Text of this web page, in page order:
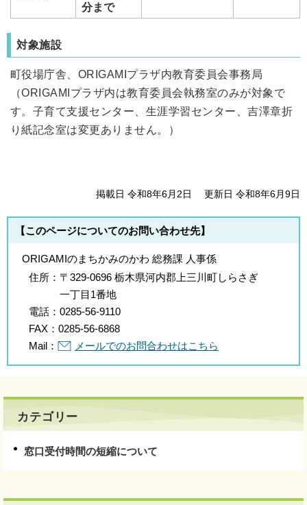
分まで
対象施設
町役場庁舎、ORIGAMIプラザ内教育委員会事務局
（ORIGAMIプラザ内は教育委員会執務室のみが対象で
す。子育て支援センター、生涯学習センター、吉澤章折
り紙記念室は変更ありません。）
掲載日 令和8年6月2日 更新日 令和8年6月9日
【このページについてのお問い合わせ先】
ORIGAMIのまちかみのかわ 総務課 人事係
住所： 〒329-0696 栃木県河内郡上三川町しらさぎ
一丁目1番地
電話： 0285-56-9110
FAX： 0285-56-6868
Mail：
メールでのお問合わせはこちら
カテゴリー
窓口受付時間の短縮について